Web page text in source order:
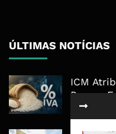
ÚLTIMAS NOTÍCIAS
ICM
Preços
Impostos